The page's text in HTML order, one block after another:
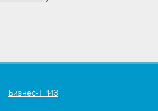
Бизнес-ТРИЗ